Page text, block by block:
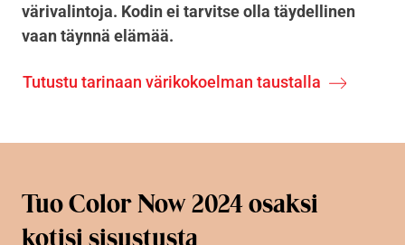
värivalintoja. Kodin ei tarvitse olla täydellinen
vaan täynnä elämää.
Tutustu tarinaan värikokoelman taustalla
Tuo Color Now 2024 osaksi
kotisi sisustusta